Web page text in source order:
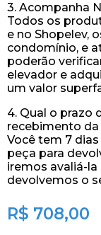
3. Acompanha
Todos os
e no Shopelev,
condomínio, e
poderão
elevador e
um valor
4. Qual o prazo
recebimento da
Você tem 7
peça para
iremos avaliá-la
devolvemos o
R$ 708,00